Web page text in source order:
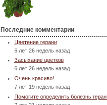
Последние комментарии
Цветение герани
6 лет 26 недель назад
Засыхание цветков
6 лет 26 недель назад
Очень красиво!
7 лет 19 недель назад
Помогите определить болезнь